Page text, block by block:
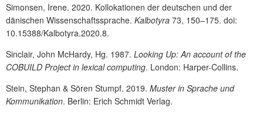
Simonsen, Irene. 2020. Kollokationen der deutschen und der
dänischen Wissenschaftssprache. Kalbotyra 73, 150–175. doi:
10.15388/Kalbotyra.2020.8.
Sinclair, John McHardy, Hg. 1987. Looking Up: An account of the
COBUILD Project in lexical computing. London: Harper-Collins.
Stein, Stephan & Sören Stumpf. 2019. Muster in Sprache und
Kommunikation. Berlin: Erich Schmidt Verlag.